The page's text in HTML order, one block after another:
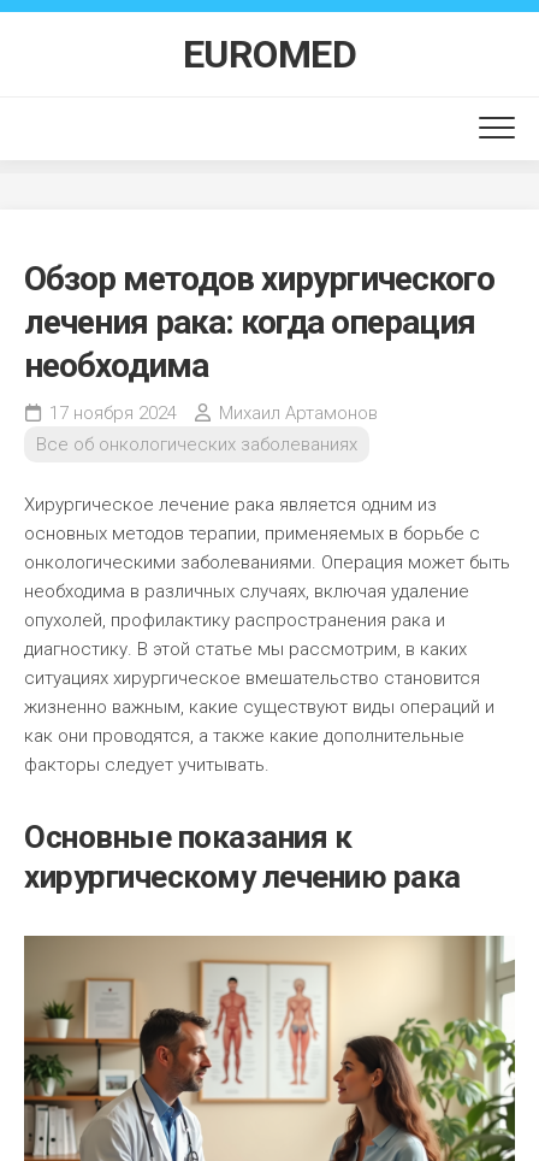
Перейти
EUROMED
Обзор методов хирургического
лечения рака: когда операция
необходима
17 ноября 2024
Михаил Артамонов
Все об онкологических заболеваниях
Хирургическое лечение рака является одним из
основных методов терапии, применяемых в борьбе с
онкологическими заболеваниями. Операция может быть
необходима в различных случаях, включая удаление
опухолей, профилактику распространения рака и
диагностику. В этой статье мы рассмотрим, в каких
ситуациях хирургическое вмешательство становится
жизненно важным, какие существуют виды операций и
как они проводятся, а также какие дополнительные
факторы следует учитывать.
Основные показания к
хирургическому лечению рака